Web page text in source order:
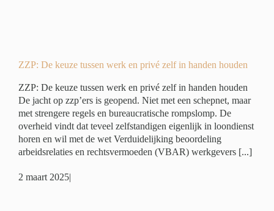
ZZP: De keuze tussen werk en privé zelf in handen houden
ZZP: De keuze tussen werk en privé zelf in handen houden
De jacht op zzp’ers is geopend. Niet met een schepnet, maar
met strengere regels en bureaucratische rompslomp. De
overheid vindt dat teveel zelfstandigen eigenlijk in loondienst
horen en wil met de wet Verduidelijking beoordeling
arbeidsrelaties en rechtsvermoeden (VBAR) werkgevers [...]
2 maart 2025|